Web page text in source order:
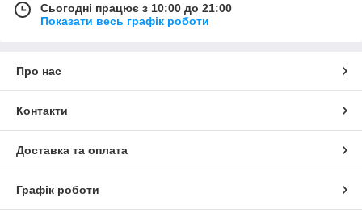
Сьогодні працює з 10:00 до 21:00
Показати весь графік роботи
Про нас
Контакти
Доставка та оплата
Графік роботи